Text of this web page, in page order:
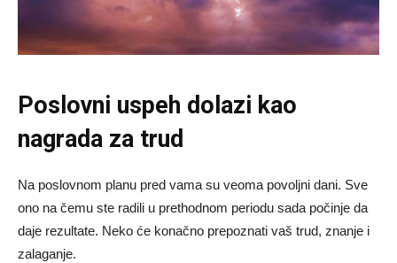
Poslovni uspeh dolazi kao
nagrada za trud
Na poslovnom planu pred vama su veoma povoljni dani. Sve
ono na čemu ste radili u prethodnom periodu sada počinje da
daje rezultate. Neko će konačno prepoznati vaš trud, znanje i
zalaganje.